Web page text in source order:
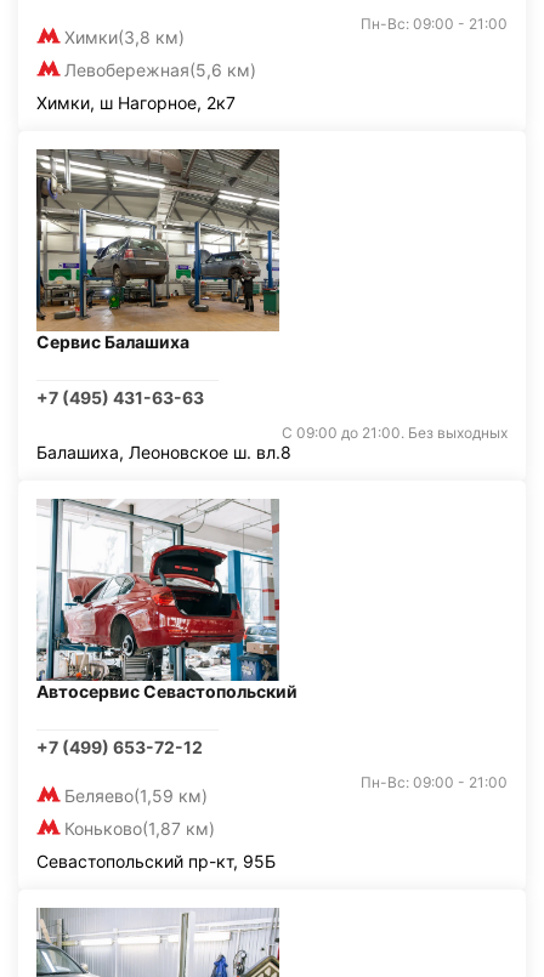
Химки(3,8 км)
Левобережная(5,6 км)
Пн-Вс: 09:00 - 21:00
Химки, ш Нагорное, 2к7
Сервис Балашиха
+7 (495) 431-63-63
С 09:00 до 21:00. Без выходных
Балашиха, Леоновское ш. вл.8
Автосервис Севастопольский
+7 (499) 653-72-12
Беляево(1,59 км)
Коньково(1,87 км)
Пн-Вс: 09:00 - 21:00
Севастопольский пр-кт, 95Б